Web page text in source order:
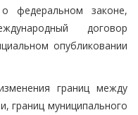
федеральном законе,
договор
опубликовании
границ между
границ муниципального